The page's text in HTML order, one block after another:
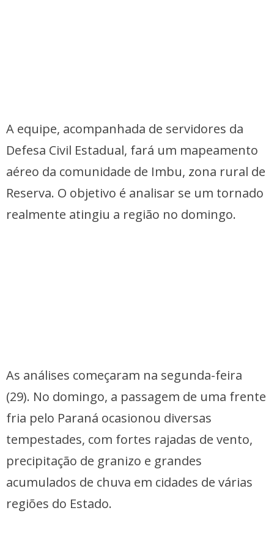
A equipe, acompanhada de servidores da
Defesa Civil Estadual, fará um mapeamento
aéreo da comunidade de Imbu, zona rural de
Reserva. O objetivo é analisar se um tornado
realmente atingiu a região no domingo.
As análises começaram na segunda-feira
(29). No domingo, a passagem de uma frente
fria pelo Paraná ocasionou diversas
tempestades, com fortes rajadas de vento,
precipitação de granizo e grandes
acumulados de chuva em cidades de várias
regiões do Estado.